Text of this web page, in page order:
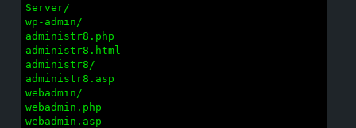
Server/
wp-admin/
administr8.php
administr8.html
administr8/
administr8.asp
webadmin/
webadmin.php
webadmin.asp